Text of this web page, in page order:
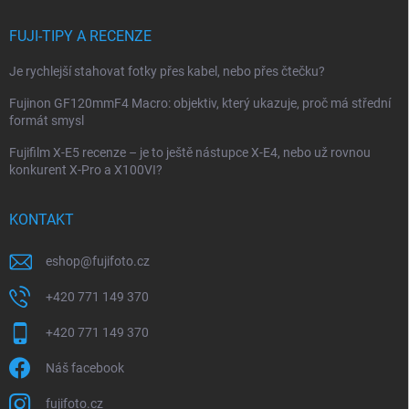
FUJI-TIPY A RECENZE
Je rychlejší stahovat fotky přes kabel, nebo přes čtečku?
Fujinon GF120mmF4 Macro: objektiv, který ukazuje, proč má střední
formát smysl
Fujifilm X-E5 recenze – je to ještě nástupce X-E4, nebo už rovnou
konkurent X-Pro a X100VI?
KONTAKT
eshop@fujifoto.cz
+420 771 149 370
+420 771 149 370
Náš facebook
fujifoto.cz